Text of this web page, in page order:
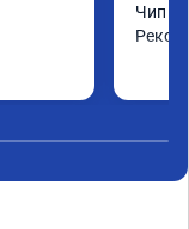
Чип